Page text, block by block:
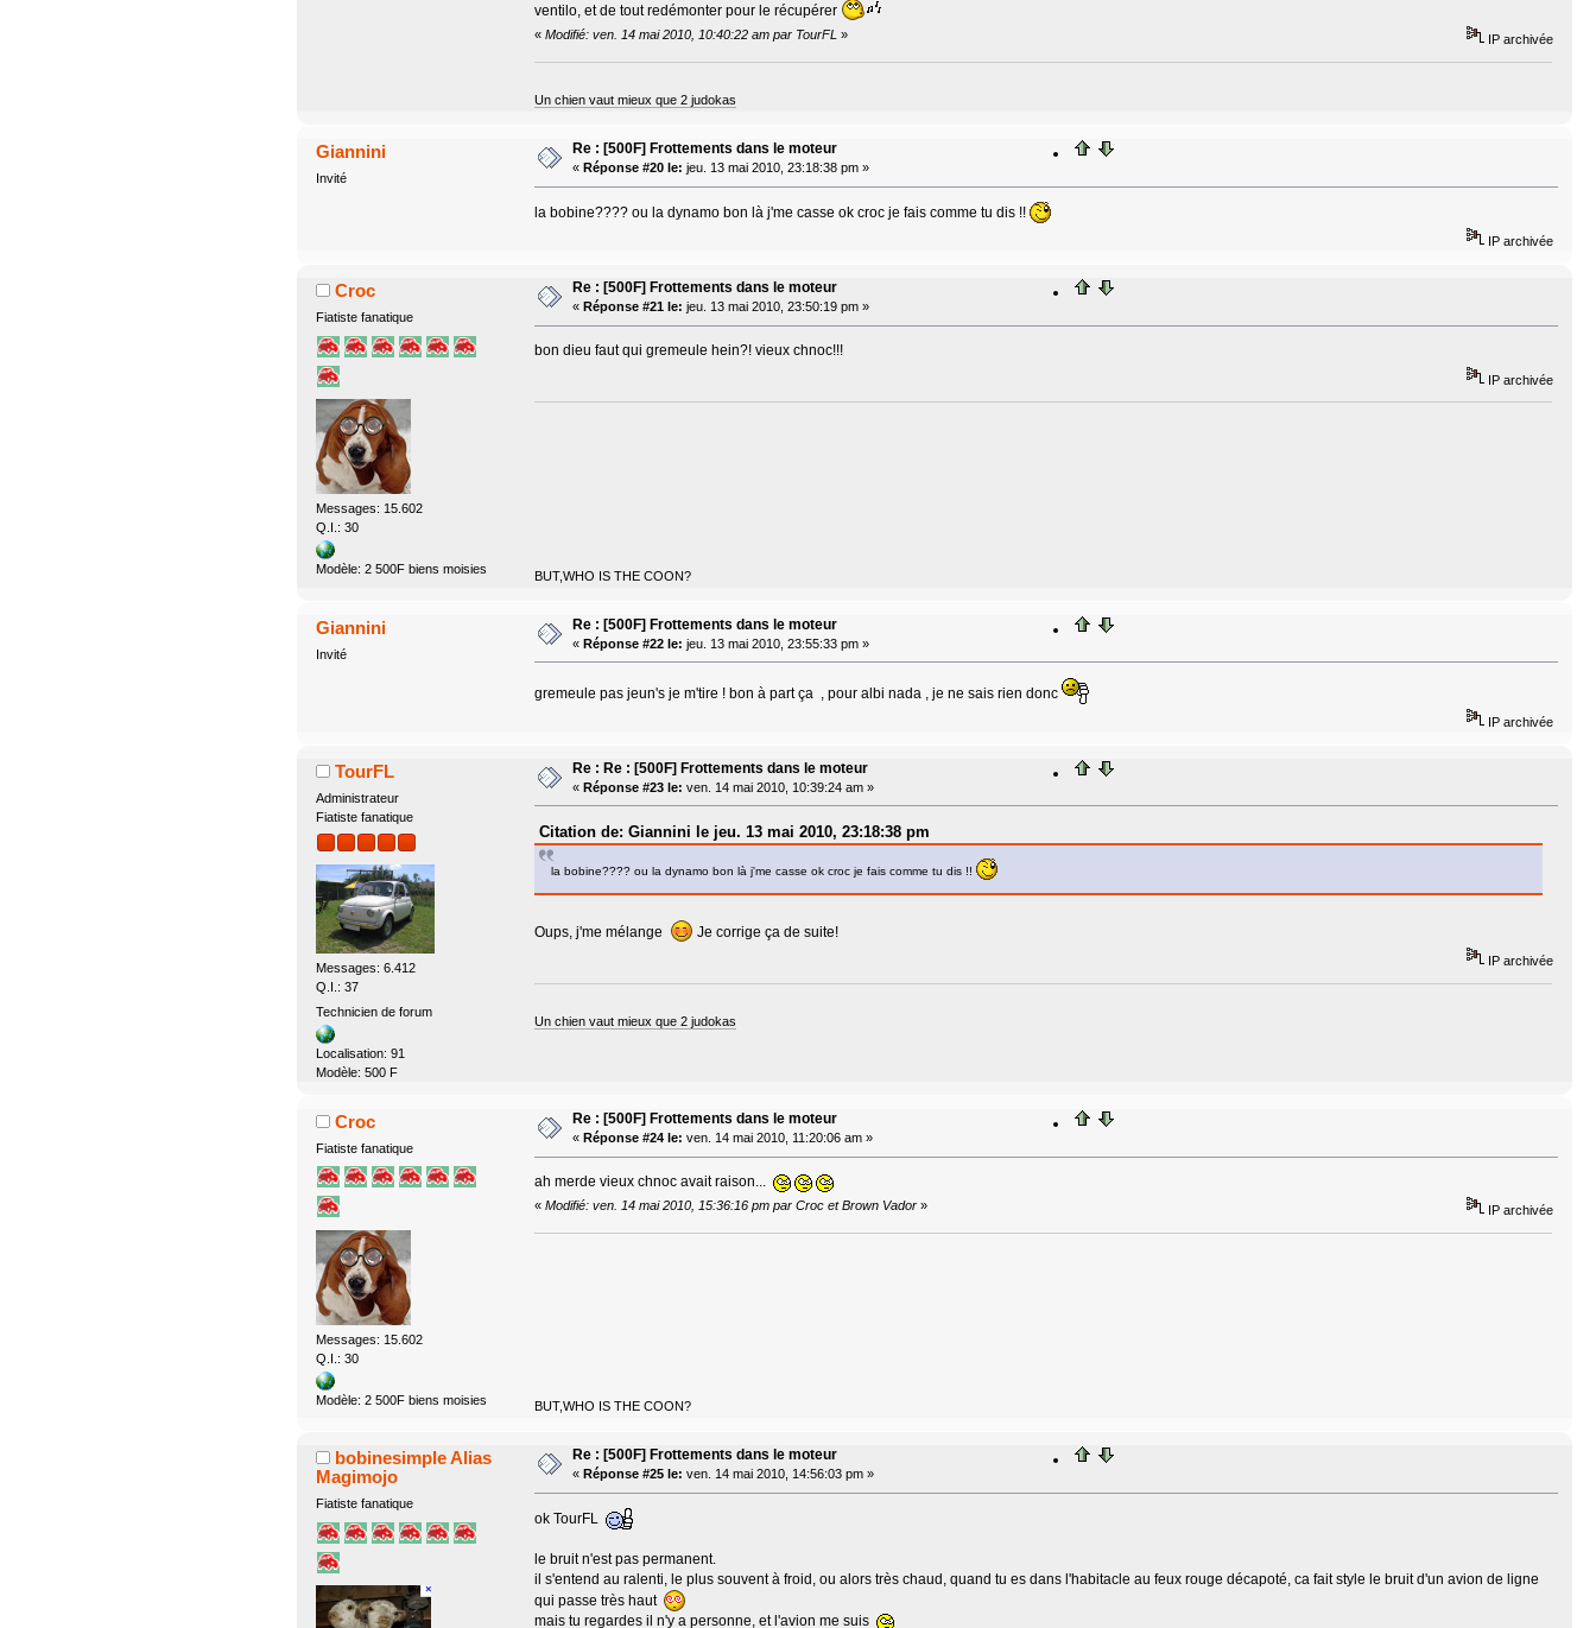
ventilo, et de tout redémonter pour le récupérer
« Modifié: ven. 14 mai 2010, 10:40:22 am par TourFL » IP archivée
Un chien vaut mieux que 2 judokas
Giannini
Invité
Re : [500F] Frottements dans le moteur
« Réponse #20 le: jeu. 13 mai 2010, 23:18:38 pm »
la bobine???? ou la dynamo bon là j'me casse ok croc je fais comme tu dis !!
IP archivée
Croc
Fiatiste fanatique
Messages: 15.602
Q.I.: 30
Modèle: 2 500F biens moisies
Re : [500F] Frottements dans le moteur
« Réponse #21 le: jeu. 13 mai 2010, 23:50:19 pm »
bon dieu faut qui gremeule hein?! vieux chnoc!!!
IP archivée
BUT,WHO IS THE COON?
Giannini
Invité
Re : [500F] Frottements dans le moteur
« Réponse #22 le: jeu. 13 mai 2010, 23:55:33 pm »
gremeule pas jeun's je m'tire ! bon à part ça , pour albi nada , je ne sais rien donc
IP archivée
TourFL
Administrateur
Fiatiste fanatique
Messages: 6.412
Q.I.: 37
Technicien de forum
Localisation: 91
Modèle: 500 F
Re : Re : [500F] Frottements dans le moteur
« Réponse #23 le: ven. 14 mai 2010, 10:39:24 am »
Citation de: Giannini le jeu. 13 mai 2010, 23:18:38 pm
la bobine???? ou la dynamo bon là j'me casse ok croc je fais comme tu dis !!
Oups, j'me mélange Je corrige ça de suite!
IP archivée
Un chien vaut mieux que 2 judokas
Croc
Fiatiste fanatique
Messages: 15.602
Q.I.: 30
Modèle: 2 500F biens moisies
Re : [500F] Frottements dans le moteur
« Réponse #24 le: ven. 14 mai 2010, 11:20:06 am »
ah merde vieux chnoc avait raison...
« Modifié: ven. 14 mai 2010, 15:36:16 pm par Croc et Brown Vador» IP archivée
BUT,WHO IS THE COON?
bobinesimple Alias
Magimojo
Fiatiste fanatique
Re : [500F] Frottements dans le moteur
« Réponse #25 le: ven. 14 mai 2010, 14:56:03 pm »
ok TourFL
le bruit n'est pas permanent.
il s'entend au ralenti, le plus souvent à froid, ou alors très chaud, quand tu es dans l'habitacle au feux rouge décapoté, ca fait style le bruit d'un avion de ligne
qui passe très haut
mais tu regardes il n'y a personne, et l'avion me suis